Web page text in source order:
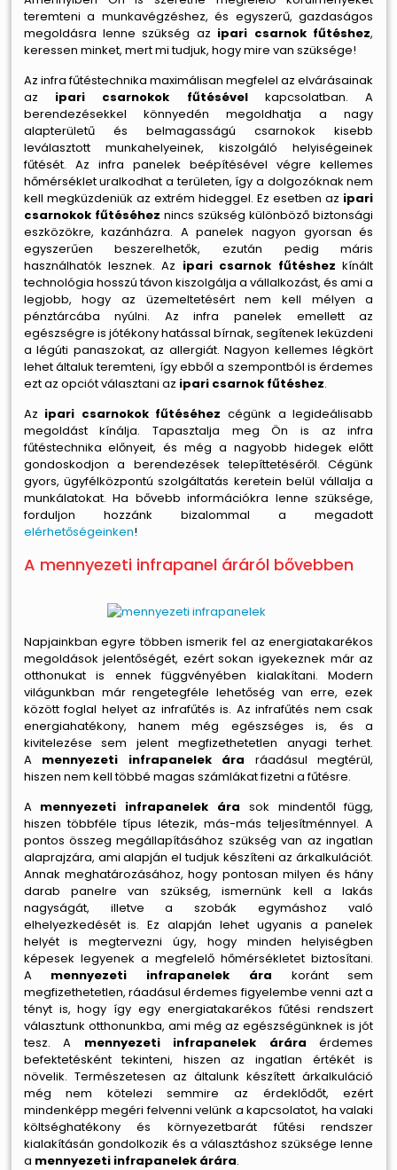
teremteni a munkavégzéshez, és egyszerű, gazdaságos
megoldásra lenne szükség az ipari csarnok fűtéshez,
keressen minket, mert mi tudjuk, hogy mire van szüksége!
Az infra fűtéstechnika maximálisan megfelel az elvárásainak
az ipari csarnokok fűtésévelkapcsolatban. A
berendezésekkel könnyedén megoldhatja a nagy
alapterületű és belmagasságú csarnokok kisebb
leválasztott munkahelyeinek, kiszolgáló helyiségeinek
fűtését. Az infra panelek beépítésével végre kellemes
hőmérséklet uralkodhat a területen, így a dolgozóknak nem
kell megküzdeniük az extrém hideggel. Ez esetben az ipari
csarnokok fűtéséhez nincs szükség különböző biztonsági
eszközökre, kazánházra. A panelek nagyon gyorsan és
egyszerűen beszerelhetők, ezután pedig máris
használhatók lesznek. Az ipari csarnok fűtéshez kínált
technológia hosszú távon kiszolgálja a vállalkozást, és ami a
legjobb, hogy az üzemeltetésért nem kell mélyen a
pénztárcába nyúlni. Az infra panelek emellett az
egészségre is jótékony hatással bírnak, segítenek leküzdeni
a légúti panaszokat, az allergiát. Nagyon kellemes légkört
lehet általuk teremteni, így ebből a szempontból is érdemes
ezt az opciót választani az ipari csarnok fűtéshez.
Az ipari csarnokok fűtéséhez cégünk a legideálisabb
megoldást kínálja. Tapasztalja meg Ön is az infra
fűtéstechnika előnyeit, és még a nagyobb hidegek előtt
gondoskodjon a berendezések telepíttetéséről. Cégünk
gyors, ügyfélközpontú szolgáltatás keretein belül vállalja a
munkálatokat. Ha bővebb információkra lenne szüksége,
forduljon hozzánk bizalommal a megadott
elérhetőségeinken!
A mennyezeti infrapanel áráról bővebben
Napjainkban egyre többen ismerik fel az energiatakarékos
megoldások jelentőségét, ezért sokan igyekeznek már az
otthonukat is ennek függvényében kialakítani. Modern
világunkban már rengetegféle lehetőség van erre, ezek
között foglal helyet az infrafűtés is. Az infrafűtés nem csak
energiahatékony, hanem még egészséges is, és a
kivitelezése sem jelent megfizethetetlen anyagi terhet.
A mennyezeti infrapanelek ára ráadásul megtérül,
hiszen nem kell többé magas számlákat fizetni a fűtésre.
Amennyezeti infrapanelek ára sok mindentől függ,
hiszen többféle típus létezik, más-más teljesítménnyel. A
pontos összeg megállapításához szükség van az ingatlan
alaprajzára, ami alapján el tudjuk készíteni az árkalkulációt.
Annak meghatározásához, hogy pontosan milyen és hány
darab panelre van szükség, ismernünk kell a lakás
nagyságát, illetve a szobák egymáshoz való
elhelyezkedését is. Ez alapján lehet ugyanis a panelek
helyét is megtervezni úgy, hogy minden helyiségben
képesek legyenek a megfelelő hőmérsékletet biztosítani.
A mennyezeti infrapanelek ára koránt sem
megfizethetetlen, ráadásul érdemes figyelembe venni azt a
tényt is, hogy így egy energiatakarékos fűtési rendszert
választunk otthonunkba, ami még az egészségünknek is jót
tesz. A mennyezeti infrapanelek árára érdemes
befektetésként tekinteni, hiszen az ingatlan értékét is
növelik. Természetesen az általunk készített árkalkuláció
még nem kötelezi semmire az érdeklődőt, ezért
mindenképp megéri felvenni velünk a kapcsolatot, ha valaki
költséghatékony és környezetbarát fűtési rendszer
kialakításán gondolkozik és a választáshoz szüksége lenne
a mennyezeti infrapanelek árára.